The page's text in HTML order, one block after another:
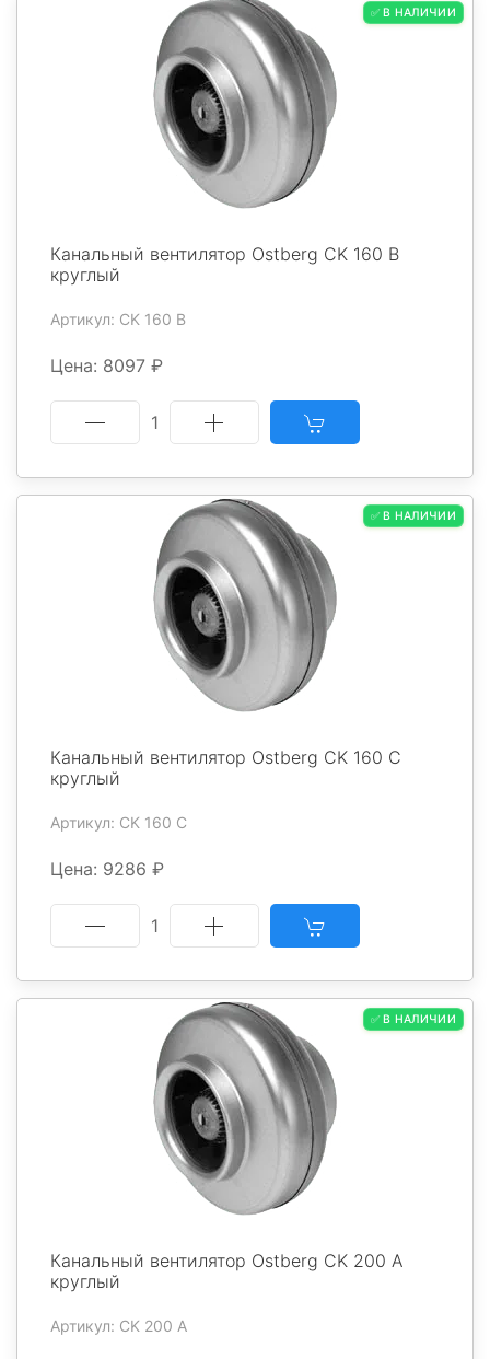
✅ В НАЛИЧИИ
Канальный вентилятор Ostberg CK 160 B
круглый
Артикул: CK 160 B
Цена: 8097 ₽
1
✅ В НАЛИЧИИ
Канальный вентилятор Ostberg CK 160 C
круглый
Артикул: CK 160 C
Цена: 9286 ₽
1
✅ В НАЛИЧИИ
Канальный вентилятор Ostberg CK 200 A
круглый
Артикул: CK 200 A